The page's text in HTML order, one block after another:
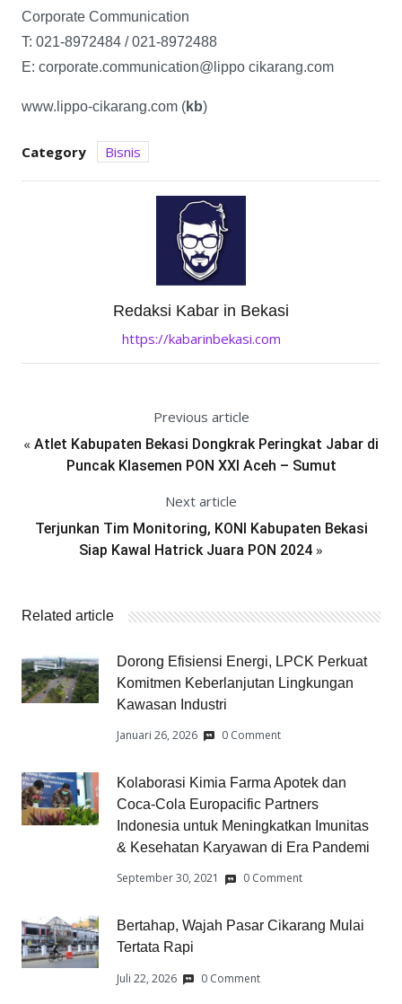
Corporate Communication
T: 021-8972484 / 021-8972488
E: corporate.communication@lippo cikarang.com
www.lippo-cikarang.com (kb)
Category Bisnis
Redaksi Kabar in Bekasi
https://kabarinbekasi.com
Previous article
« Atlet Kabupaten Bekasi Dongkrak Peringkat Jabar di
Puncak Klasemen PON XXI Aceh – Sumut
Next article
Terjunkan Tim Monitoring, KONI Kabupaten Bekasi
Siap Kawal Hatrick Juara PON 2024 »
Related article
Dorong Efisiensi Energi, LPCK Perkuat
Komitmen Keberlanjutan Lingkungan
Kawasan Industri
Januari 26, 2026 0 Comment
Kolaborasi Kimia Farma Apotek dan
Coca-Cola Europacific Partners
Indonesia untuk Meningkatkan Imunitas
& Kesehatan Karyawan di Era Pandemi
September 30, 2021 0 Comment
Bertahap, Wajah Pasar Cikarang Mulai
Tertata Rapi
Juli 22, 2026 0 Comment